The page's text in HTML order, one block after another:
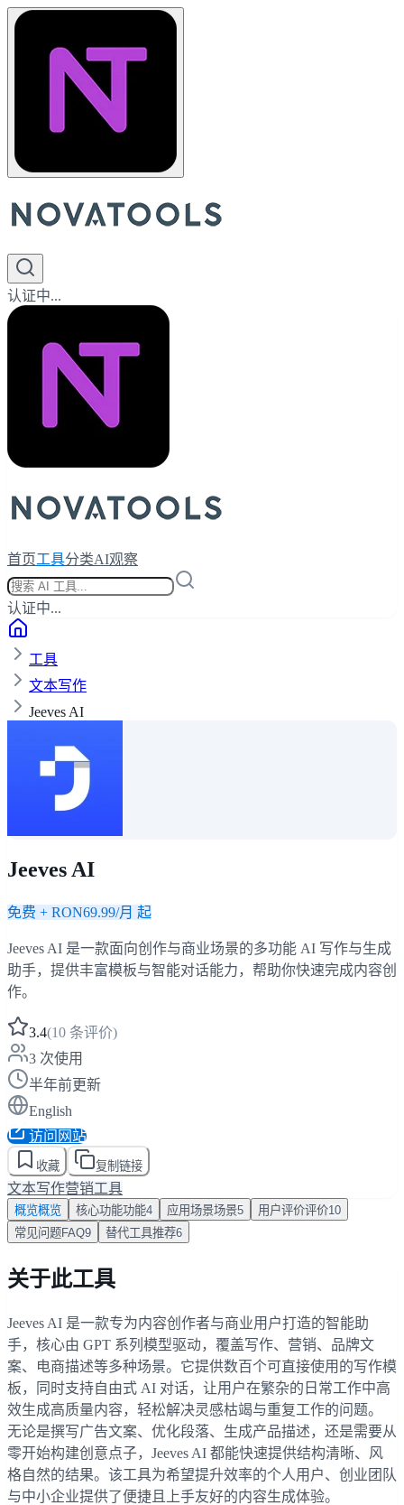
认证中...
首页工具分类AI观察
认证中...
工具
文本写作
Jeeves AI
Jeeves AI
免费 + RON69.99/月 起
Jeeves AI 是一款面向创作与商业场景的多功能 AI 写作与生成
助手，提供丰富模板与智能对话能力，帮助你快速完成内容创
作。
3.4(10 条评价)
3 次使用
半年前更新
English
访问网站
收藏 复制链接
文本写作营销工具
概览概览 核心功能功能4 应用场景场景5 用户评价评价10
常见问题 FAQ9 替代工具推荐6
关于此工具
Jeeves AI 是一款专为内容创作者与商业用户打造的智能助
手，核心由 GPT 系列模型驱动，覆盖写作、营销、品牌文
案、电商描述等多种场景。它提供数百个可直接使用的写作模
板，同时支持自由式 AI 对话，让用户在繁杂的日常工作中高
效生成高质量内容，轻松解决灵感枯竭与重复工作的问题。
无论是撰写广告文案、优化段落、生成产品描述，还是需要从
零开始构建创意点子，Jeeves AI 都能快速提供结构清晰、风
格自然的结果。该工具为希望提升效率的个人用户、创业团队
与中小企业提供了便捷且上手友好的内容生成体验。